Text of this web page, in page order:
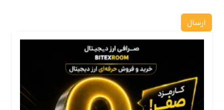
ارسال